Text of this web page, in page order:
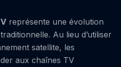
représente une évolution
Au lieu d’utiliser
satellite, les
aux chaînes TV